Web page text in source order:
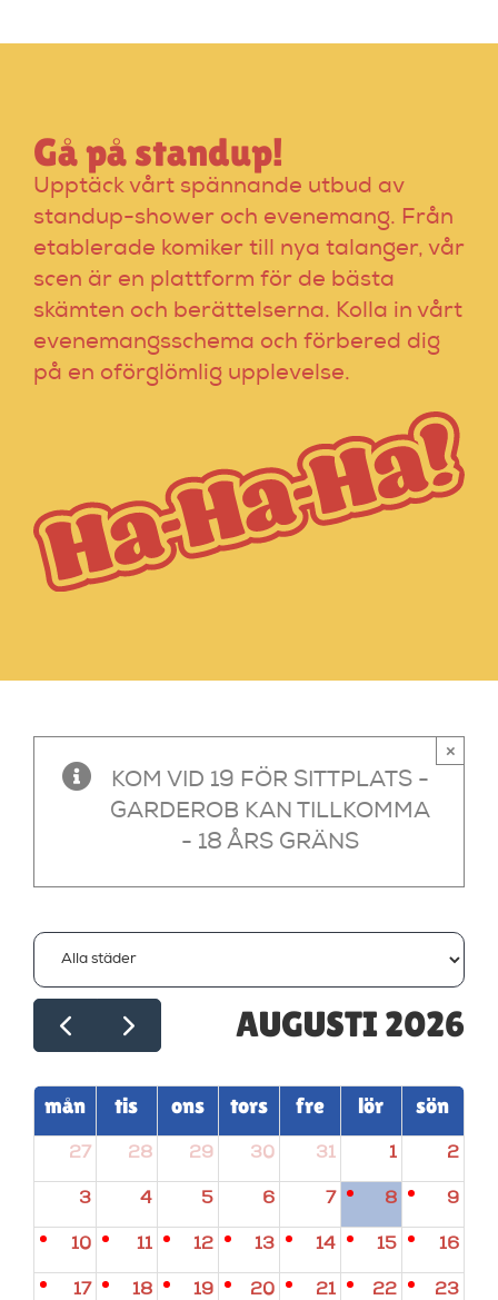
Gå på standup!
Upptäck vårt spännande utbud av
standup-shower och evenemang. Från
etablerade komiker till nya talanger, vår
scen är en plattform för de bästa
skämten och berättelserna. Kolla in vårt
evenemangsschema och förbered dig
på en oförglömlig upplevelse.
KOM VID 19 FÖR SITTPLATS -
GARDEROB KAN TILLKOMMA
- 18 ÅRS GRÄNS
×
AUGUSTI 2026
mån tis ons tors fre lör sön
27 28 29 30 31 1 2
3 4 5 6 7 8 9
10 11 12 13 14 15 16
17 18 19 20 21 22 23